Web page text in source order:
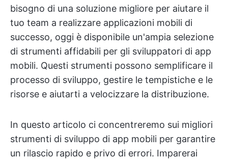
bisogno di una soluzione migliore per aiutare il
tuo team a realizzare applicazioni mobili di
successo, oggi è disponibile un'ampia selezione
di strumenti affidabili per gli sviluppatori di app
mobili. Questi strumenti possono semplificare il
processo di sviluppo, gestire le tempistiche e le
risorse e aiutarti a velocizzare la distribuzione.
In questo articolo ci concentreremo sui migliori
strumenti di sviluppo di app mobili per garantire
un rilascio rapido e privo di errori. Imparerai